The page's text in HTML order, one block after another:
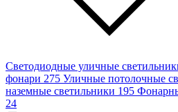
Светодиодные уличные
фонари 275 Уличные потолочные
наземные светильники 195
24